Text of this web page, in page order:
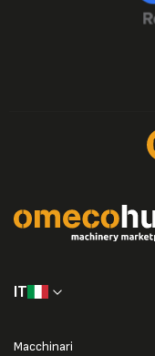
IT
Macchinari